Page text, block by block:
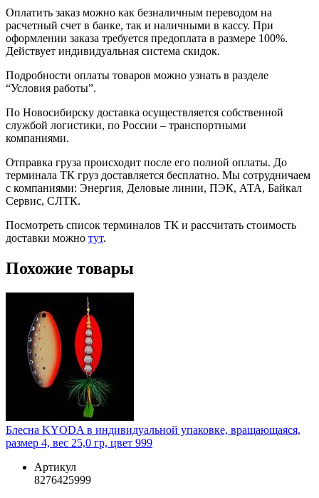
Оплатить заказ можно как безналичным переводом на
расчетный счет в банке, так и наличными в кассу. При
оформлении заказа требуется предоплата в размере 100%.
Действует индивидуальная система скидок.
Подробности оплаты товаров можно узнать в разделе
“Условия работы”.
По Новосибирску доставка осуществляется собственной
службой логистики, по России – транспортными
компаниями.
Отправка груза происходит после его полной оплаты. До
терминала ТК груз доставляется бесплатно. Мы сотрудничаем
с компаниями: Энергия, Деловые линии, ПЭК, АТА, Байкал
Сервис, СЛТК.
Посмотреть список терминалов ТК и рассчитать стоимость
доставки можно тут.
Похожие товары
Блесна KYODA в индивидуальной упаковке, вращающаяся,
размер 4, вес 25,0 гр, цвет 999
Артикул
8276425999